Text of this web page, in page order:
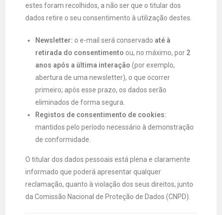
estes foram recolhidos, a não ser que o titular dos
dados retire o seu consentimento à utilização destes.
Newsletter: o e-mail será conservado até à
retirada do consentimento ou, no máximo, por 2
anos após a última interação (por exemplo,
abertura de uma newsletter), o que ocorrer
primeiro; após esse prazo, os dados serão
eliminados de forma segura.
Registos de consentimento de cookies:
mantidos pelo período necessário à demonstração
de conformidade.
O titular dos dados pessoais está plena e claramente
informado que poderá apresentar qualquer
reclamação, quanto à violação dos seus direitos, junto
da Comissão Nacional de Proteção de Dados (CNPD).